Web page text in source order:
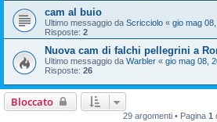
cam al buio
Ultimo messaggio da Scricciolo « gio mag
Risposte: 2
Nuova cam di falchi pellegrini a
Ultimo messaggio da Warbler « gio mag 08,
Risposte: 26
Bloccato
29 argomenti • Pagina 1